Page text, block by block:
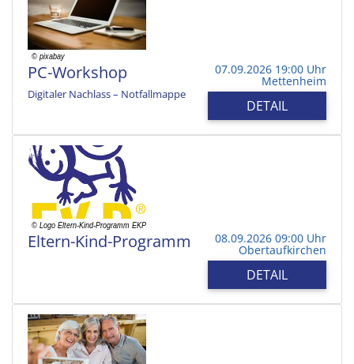
PC-Workshop
Digitaler Nachlass – Notfallmappe
07.09.2026 19:00 Uhr
Mettenheim
DETAIL
Eltern-Kind-Programm 08.09.2026 09:00 Uhr
Obertaufkirchen
DETAIL